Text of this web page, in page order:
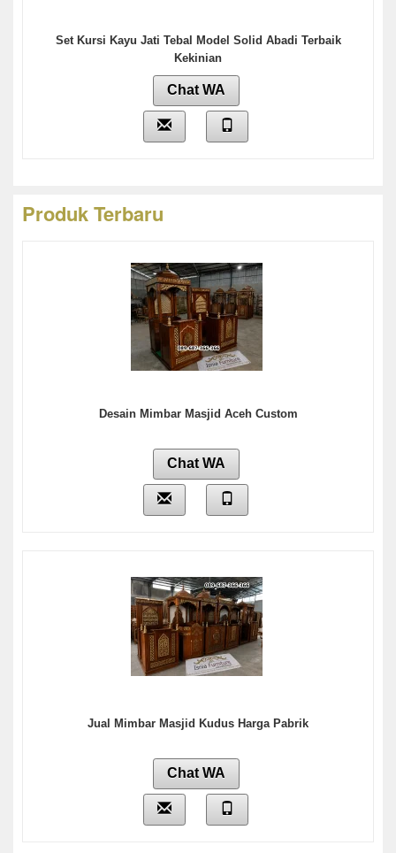
Set Kursi Kayu Jati Tebal Model Solid Abadi Terbaik
Kekinian
Chat WA
Produk Terbaru
Desain Mimbar Masjid Aceh Custom
Chat WA
Jual Mimbar Masjid Kudus Harga Pabrik
Chat WA